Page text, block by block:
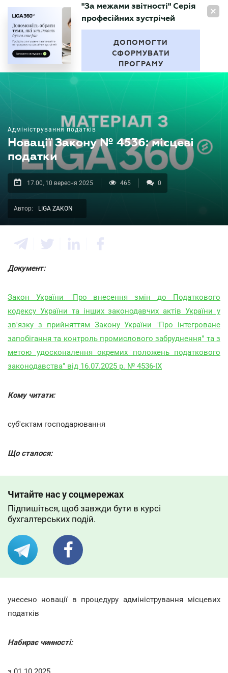
UA
БУХГАЛТЕР
"За межами звітності" Серія
професійних зустрічей
ДОПОМОГТИ
СФОРМУВАТИ
ПРОГРАМУ
Адміністрування податків
Новації Закону № 4536: місцеві
податки
17.00, 10 вересня 2025 465 0
Автор: LIGA ZAKON
Документ:
Закон України "Про внесення змін до Податкового
кодексу України та інших законодавчих актів України у
зв'язку з прийняттям Закону України "Про інтегроване
запобігання та контроль промислового забруднення" та з
метою удосконалення окремих положень податкового
законодавства" від 16.07.2025 р. № 4536-IX
Кому читати:
суб'єктам господарювання
Що сталося:
Читайте нас у соцмережах
Підпишіться, щоб завжди бути в курсі
бухгалтерських подій.
унесено новації в процедуру адміністрування місцевих
податків
Набирає чинності: